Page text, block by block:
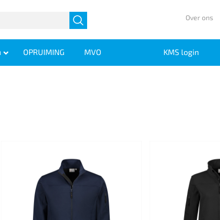
Over ons
OPRUIMING MVO KMS login